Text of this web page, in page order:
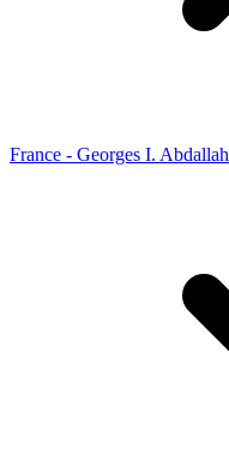
France - Georges I. Abdallah